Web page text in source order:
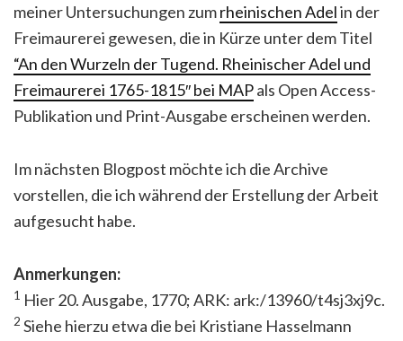
meiner Untersuchungen zumrheinischen Adelin der
Freimaurerei gewesen, die in Kürze unter dem Titel
“An den Wurzeln der Tugend. Rheinischer Adel und
Freimaurerei 1765-1815″ bei MAPals Open Access-
Publikation und Print-Ausgabe erscheinen werden.
Im nächsten Blogpost möchte ich die Archive
vorstellen, die ich während der Erstellung der Arbeit
aufgesucht habe.
Anmerkungen:
1 Hier 20. Ausgabe, 1770; ARK: ark:/13960/t4sj3xj9c.
2 Siehe hierzu etwa die bei Kristiane Hasselmann